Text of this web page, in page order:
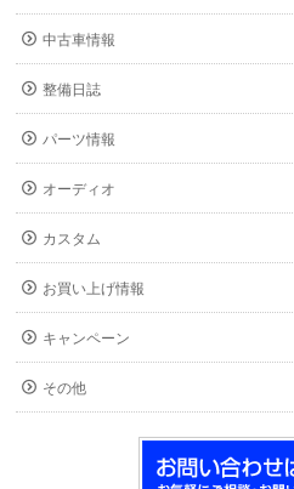
中古車情報
整備日誌
パーツ情報
オーディオ
カスタム
お買い上げ情報
キャンペーン
その他